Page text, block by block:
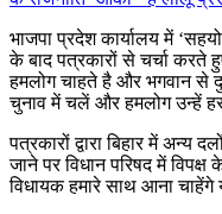
भाजपा प्रदेश कार्यालय में
के बाद पत्रकारों से चर्चा करते
हमलोग चाहते है और भगवान से
चुनाव में चलें और हमलोग उन्हें
पत्रकारों द्वारा बिहार में
जाने पर विधान परिषद में
विधायक हमारे साथ आना चाहेंगे